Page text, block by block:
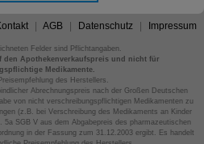
AGB Datenschutz Impressum
Felder sind Pflichtangaben.
den Apothekenverkaufspreis und nicht für
Medikamente.
des Herstellers.
Abrechnungspreis nach der Großen Deutschen
von nicht verschreibungspflichtigen Medikamenten zu
(z.B. bei Verschreibung des Medikaments an Kinder
5a SGB V aus dem Abgabepreis des pharmazeutischen
in der Fassung zum 31.12.2003 ergibt. Es handelt